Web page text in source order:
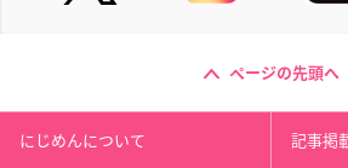
ページの先頭へ
にじめんについて 記事掲